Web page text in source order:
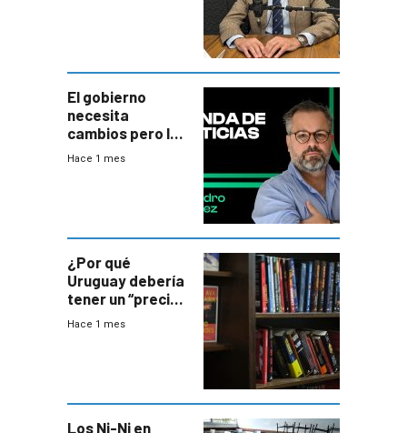
El gobierno
necesita
cambios pero los
ministros tienen
Hace 1 mes
¿Por qué
Uruguay debería
tener un “precio
único” en los
Hace 1 mes
Los Ni-Ni en